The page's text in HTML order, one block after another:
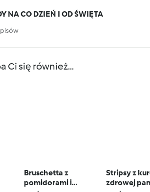
NA CO DZIEŃ I OD ŚWIĘTA
Ci się również...
Bruschetta z
pomidorami i
Stripsy z
zdrowej